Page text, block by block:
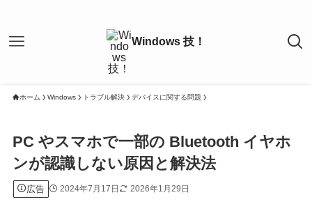
ホーム Windows トラブル解決 デバイスに関する問題
PC やスマホで一部の Bluetooth イヤホ
ンが認識しない原因と解決法
広告 2024年7月17日 2026年1月29日